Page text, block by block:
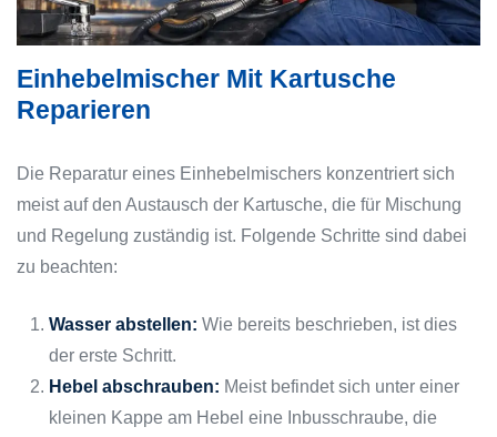
Einhebelmischer Mit Kartusche
Reparieren
Die Reparatur eines Einhebelmischers konzentriert sich
meist auf den Austausch der Kartusche, die für Mischung
und Regelung zuständig ist. Folgende Schritte sind dabei
zu beachten:
Wasser abstellen: Wie bereits beschrieben, ist dies
der erste Schritt.
Hebel abschrauben: Meist befindet sich unter einer
kleinen Kappe am Hebel eine Inbusschraube, die